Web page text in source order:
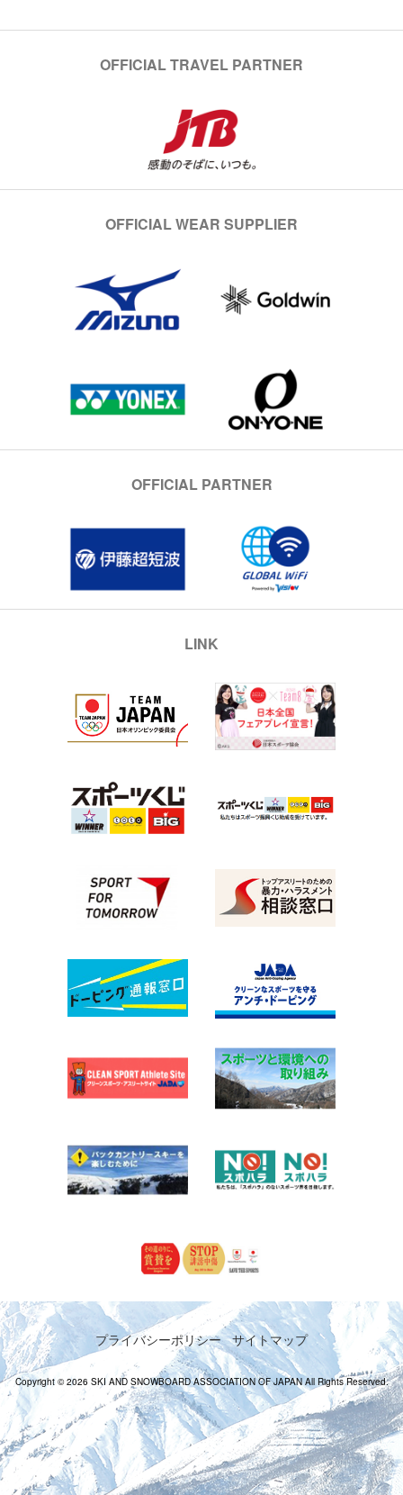
OFFICIAL TRAVEL PARTNER
OFFICIAL WEAR SUPPLIER
OFFICIAL PARTNER
LINK
プライバシーポリシー サイトマップ
Copyright © 2026 SKI AND SNOWBOARD ASSOCIATION OF JAPAN All Rights Reserved.